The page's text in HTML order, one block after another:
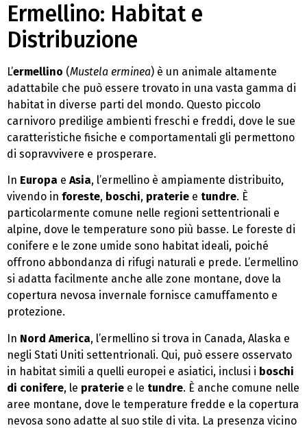
Ermellino: Habitat e
Distribuzione
L’ermellino (Mustela erminea) è un animale altamente
adattabile che può essere trovato in una vasta gamma di
habitat in diverse parti del mondo. Questo piccolo
carnivoro predilige ambienti freschi e freddi, dove le sue
caratteristiche fisiche e comportamentali gli permettono
di sopravvivere e prosperare.
In Europa e Asia, l’ermellino è ampiamente distribuito,
vivendo in foreste, boschi, praterie e tundre. È
particolarmente comune nelle regioni settentrionali e
alpine, dove le temperature sono più basse. Le foreste di
conifere e le zone umide sono habitat ideali, poiché
offrono abbondanza di rifugi naturali e prede. L’ermellino
si adatta facilmente anche alle zone montane, dove la
copertura nevosa invernale fornisce camuffamento e
protezione.
In Nord America, l’ermellino si trova in Canada, Alaska e
negli Stati Uniti settentrionali. Qui, può essere osservato
in habitat simili a quelli europei e asiatici, inclusi i boschi
di conifere, le praterie e le tundre. È anche comune nelle
aree montane, dove le temperature fredde e la copertura
nevosa sono adatte al suo stile di vita. La presenza vicino